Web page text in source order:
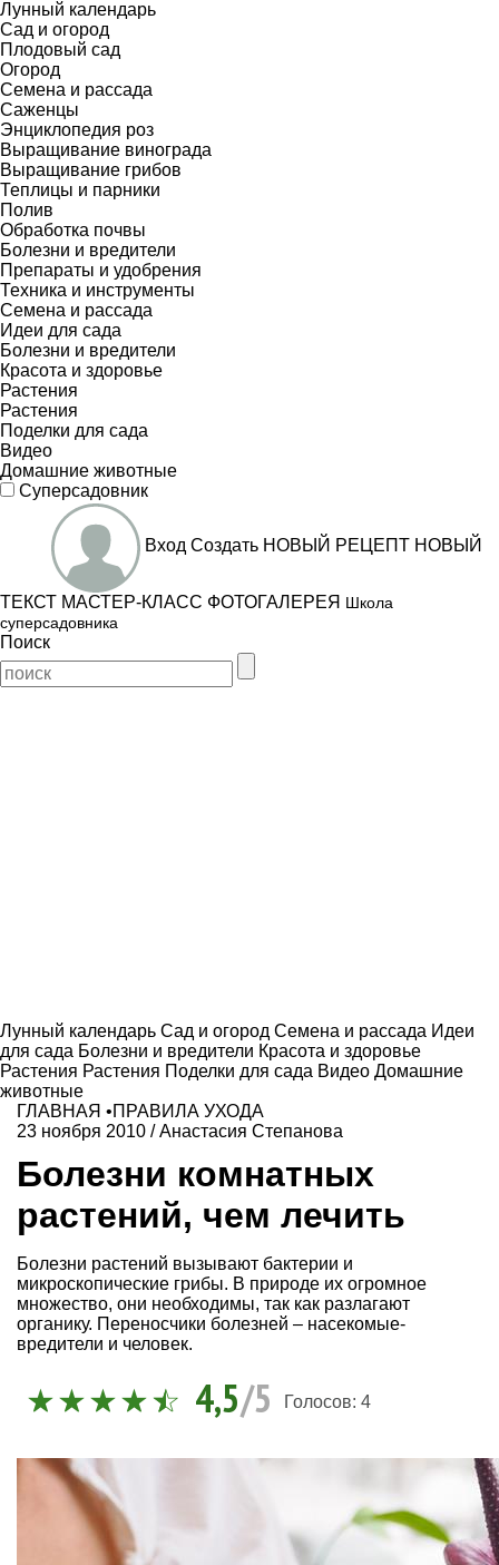
Лунный календарь
Сад и огород
Плодовый сад
Огород
Семена и рассада
Саженцы
Энциклопедия роз
Выращивание винограда
Выращивание грибов
Теплицы и парники
Полив
Обработка почвы
Болезни и вредители
Препараты и удобрения
Техника и инструменты
Семена и рассада
Идеи для сада
Болезни и вредители
Красота и здоровье
Растения
Растения
Поделки для сада
Видео
Домашние животные
Суперсадовник
Вход Создать НОВЫЙ РЕЦЕПТ НОВЫЙ
ТЕКСТ МАСТЕР-КЛАСС ФОТОГАЛЕРЕЯ Школа
суперсадовника
Поиск
Лунный календарь Сад и огород Семена и рассада Идеи
для сада Болезни и вредители Красота и здоровье
Растения Растения Поделки для сада Видео Домашние
животные
ГЛАВНАЯ •ПРАВИЛА УХОДА
23 ноября 2010 /Анастасия Степанова
Болезни комнатных
растений, чем лечить
Болезни растений вызывают бактерии и
микроскопические грибы. В природе их огромное
множество, они необходимы, так как разлагают
органику. Переносчики болезней – насекомые-
вредители и человек.
4,5/5 Голосов: 4